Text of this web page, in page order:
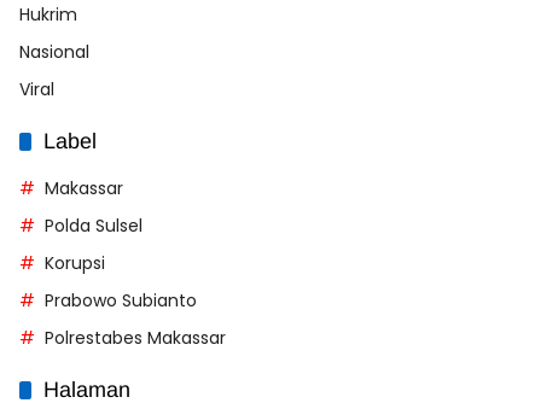
Hukrim
Nasional
Viral
Label
Makassar
Polda Sulsel
Korupsi
Prabowo Subianto
Polrestabes Makassar
Halaman